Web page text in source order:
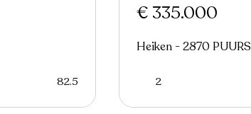
82.5
€ 335.000
Heiken - 2870 PUURS
2